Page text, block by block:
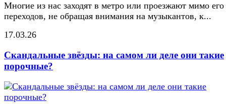
Многие из нас заходят в метро или проезжают мимо его
переходов, не обращая внимания на музыкантов, к...
17.03.26
Скандальные звёзды: на самом ли деле они такие
порочные?